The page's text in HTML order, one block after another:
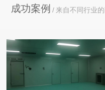
成功案例 来自不同行业